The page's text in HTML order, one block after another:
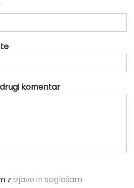
komentar
z izjavo in soglašam